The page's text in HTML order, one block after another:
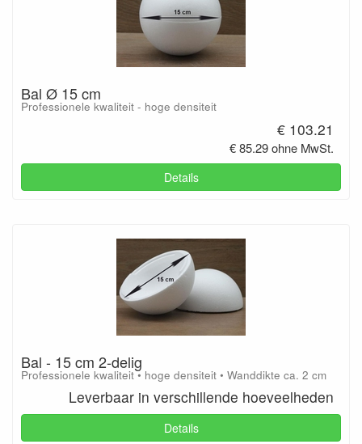
Bal Ø 15 cm
Professionele kwaliteit - hoge densiteit
€ 103.21
€ 85.29 ohne MwSt.
Details
Bal - 15 cm 2-delig
Professionele kwaliteit • hoge densiteit • Wanddikte ca. 2 cm
Leverbaar in verschillende hoeveelheden
Details